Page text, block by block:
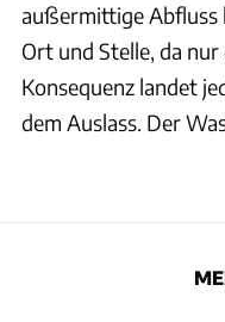
außermittige Abfluss
Ort und Stelle, da
Konsequenz landet
dem Auslass. Der